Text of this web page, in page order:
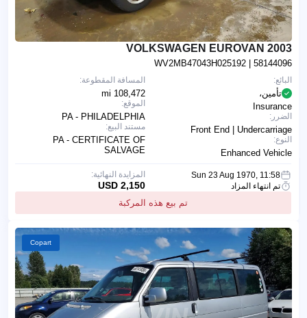
2003 VOLKSWAGEN EUROVAN
WV2MB47043H025192 | 58144096
المسافة المقطوعة:
108,472 mi
الموقع:
PA - PHILADELPHIA
مستند البيع:
PA - CERTIFICATE OF
SALVAGE
البائع:
تأمين،
Insurance
الضرر:
Front End | Undercarriage
النوع:
Enhanced Vehicle
Sun 23 Aug 1970, 11:58
تم انتهاء المزاد
تم بيع هذه المركبة
المزايدة النهائية:
2,150 USD
Copart